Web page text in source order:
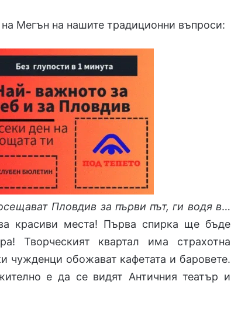
на Мегън на нашите традиционни въпроси:
Пловдив за първи път, ги водя в…
красиви места! Първа спирка ще бъде
Творческият квартал има страхотна
чужденци обожават кафетата и баровете.
е да се видят Античния театър и